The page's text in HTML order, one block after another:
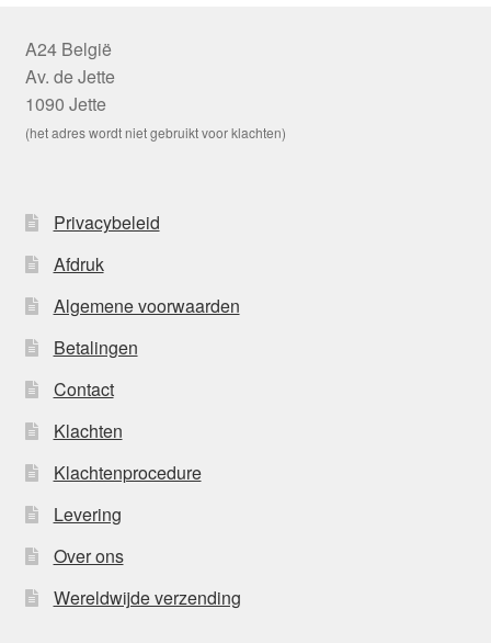
A24 België
Av. de Jette
1090 Jette
(het adres wordt niet gebruikt voor klachten)
Privacybeleid
Afdruk
Algemene voorwaarden
Betalingen
Contact
Klachten
Klachtenprocedure
Levering
Over ons
Wereldwijde verzending